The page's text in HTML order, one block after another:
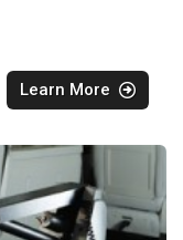
Learn More